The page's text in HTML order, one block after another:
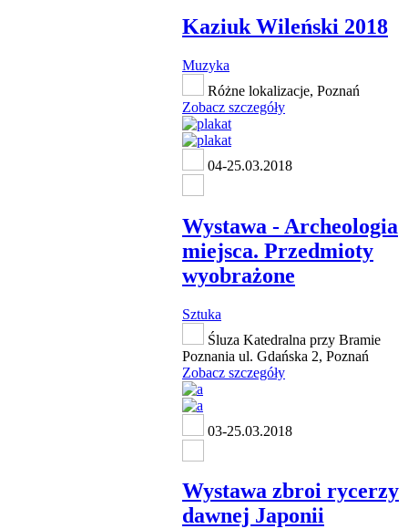
Kaziuk Wileński 2018
Muzyka
Różne lokalizacje, Poznań
Zobacz szczegóły
04-25.03.2018
Wystawa - Archeologia
miejsca. Przedmioty
wyobrażone
Sztuka
Śluza Katedralna przy Bramie
Poznania ul. Gdańska 2, Poznań
Zobacz szczegóły
03-25.03.2018
Wystawa zbroi rycerzy
dawnej Japonii